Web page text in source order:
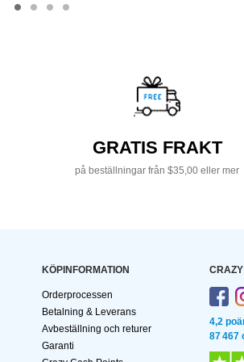
GRATIS FRAKT
på beställningar från $35,00 eller mer
KÖPINFORMATION
Orderprocessen
Betalning & Leverans
Avbeställning och returer
Garanti
4,2
87 467